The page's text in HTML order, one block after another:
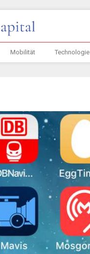
Mobilität Technologie